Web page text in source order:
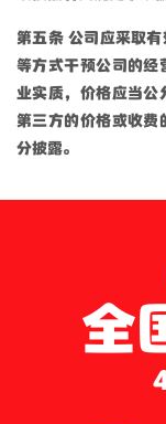
第五条 公司应采取
等方式干预公司的经
业实质，价格应当公
第三方的价格或收
分披露。
全